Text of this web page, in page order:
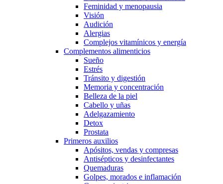
Feminidad y menopausia
Visión
Audición
Alergias
Complejos vitamínicos y energía
Complementos alimenticios
Sueño
Estrés
Tránsito y digestión
Memoria y concentración
Belleza de la piel
Cabello y uñas
Adelgazamiento
Detox
Prostata
Primeros auxilios
Apósitos, vendas y compresas
Antisépticos y desinfectantes
Quemaduras
Golpes, morados e inflamación